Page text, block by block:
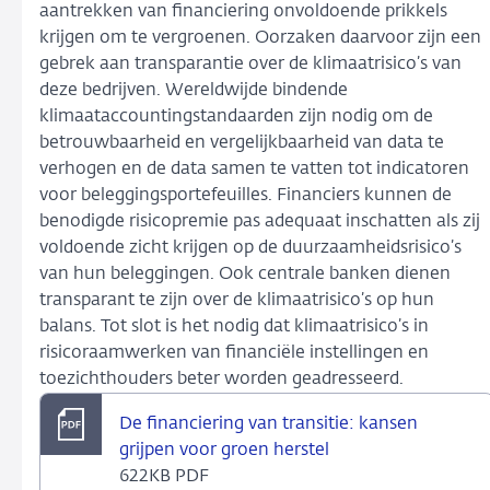
aantrekken van financiering onvoldoende prikkels
krijgen om te vergroenen. Oorzaken daarvoor zijn een
gebrek aan transparantie over de klimaatrisico’s van
deze bedrijven. Wereldwijde bindende
klimaataccountingstandaarden zijn nodig om de
betrouwbaarheid en vergelijkbaarheid van data te
verhogen en de data samen te vatten tot indicatoren
voor beleggingsportefeuilles. Financiers kunnen de
benodigde risicopremie pas adequaat inschatten als zij
voldoende zicht krijgen op de duurzaamheidsrisico’s
van hun beleggingen. Ook centrale banken dienen
transparant te zijn over de klimaatrisico’s op hun
balans. Tot slot is het nodig dat klimaatrisico’s in
risicoraamwerken van financiële instellingen en
toezichthouders beter worden geadresseerd.
De financiering van transitie: kansen
grijpen voor groen herstel
622KB PDF